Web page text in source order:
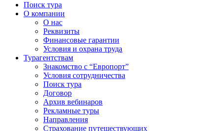
Поиск тура
О компании
О нас
Реквизиты
Финансовые гарантии
Условия и охрана труда
Турагентствам
Знакомство с “Европорт”
Условия сотрудничества
Поиск тура
Договор
Архив вебинаров
Рекламные туры
Направления
Страхование путешествующих